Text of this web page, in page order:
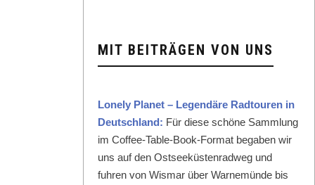
MIT BEITRÄGEN VON UNS
Lone­ly Plan­et – Leg­endäre Rad­touren in
Deutsch­land: Für diese schöne Samm­lung
im Cof­fee-Table-Book-For­mat begaben wir
uns auf den Ost­seeküsten­rad­weg und
fuhren von Wis­mar über Warnemünde bis